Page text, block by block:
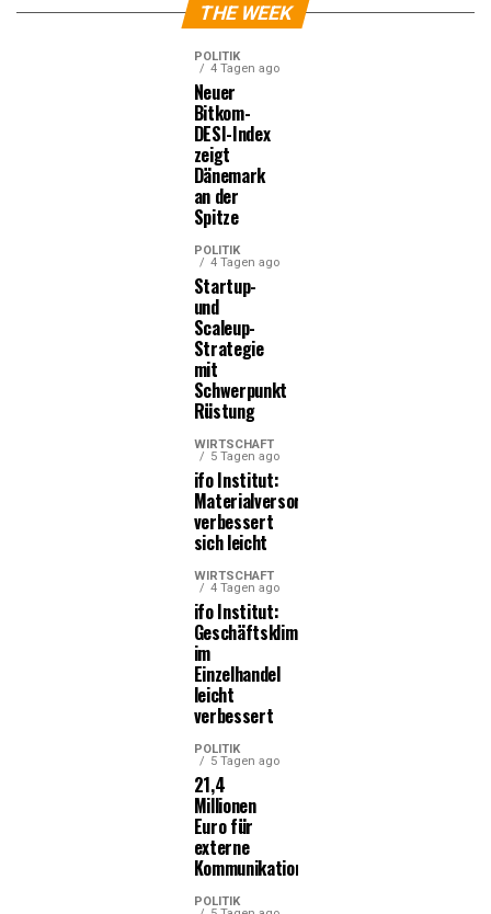
THE WEEK
POLITIK
4 Tagen ago
Neuer
Bitkom-
DESI-Index
zeigt
Dänemark
an der
Spitze
POLITIK
4 Tagen ago
Startup-
und
Scaleup-
Strategie
mit
Schwerpunkt
Rüstung
WIRTSCHAFT
5 Tagen ago
ifo Institut:
Materialversorgung
verbessert
sich leicht
WIRTSCHAFT
4 Tagen ago
ifo Institut:
Geschäftsklima
im
Einzelhandel
leicht
verbessert
POLITIK
5 Tagen ago
21,4
Millionen
Euro für
externe
Kommunikationsleistungen
POLITIK